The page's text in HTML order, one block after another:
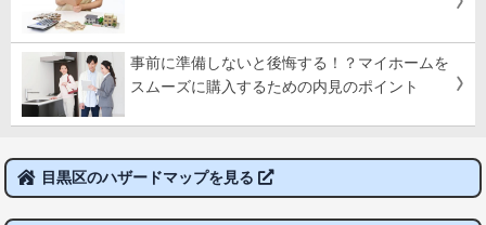
事前に準備しないと後悔する！？マイホームを
スムーズに購入するための内見のポイント
目黒区のハザードマップを見る